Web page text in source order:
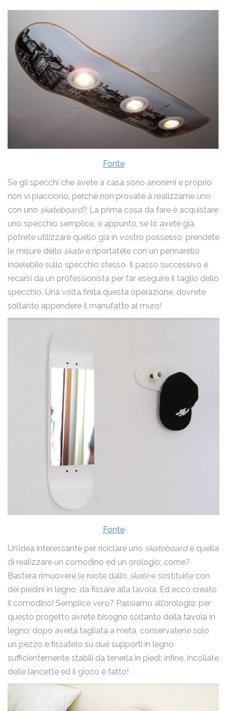
Fonte
Se gli specchi che avete a casa sono anonimi e proprio
non vi piacciono, perché non provate a realizzarne uno
con uno skateboard? La prima cosa da fare è acquistare
uno specchio semplice, o appunto, se lo avete già,
potrete utilizzare quello già in vostro possesso; prendete
le misure dello skatee riportatele con un pennarello
indelebile sullo specchio stesso. Il passo successivo è
recarsi da un professionista per far eseguire il taglio dello
specchio. Una volta finita questa operazione, dovrete
soltanto appendere il manufatto al muro!
Fonte
Un’idea interessante per riciclare uno skateboardè quella
di realizzare un comodino ed un orologio; come?
Basterà rimuovere le ruote dallo skatee sostituirle con
dei piedini in legno, da fissare alla tavola. Ed ecco creato
il comodino! Semplice vero? Passiamo all’orologio: per
questo progetto avrete bisogno soltanto della tavola in
legno; dopo averla tagliata a metà, conservatene solo
un pezzo e fissatelo su due supporti in legno
sufficientemente stabili da tenerla in piedi; infine, incollate
delle lancette ed il gioco è fatto!